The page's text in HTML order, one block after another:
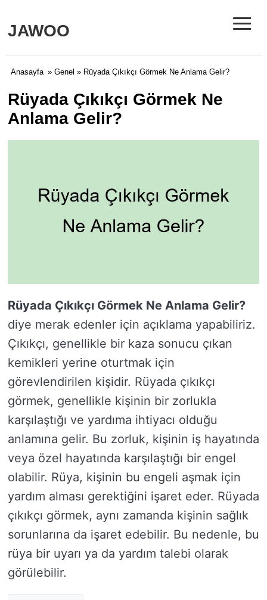
JAWOO ≡
Anasayfa » Genel » Rüyada Çıkıkçı Görmek Ne Anlama Gelir?
Rüyada Çıkıkçı Görmek Ne
Anlama Gelir?
Rüyada Çıkıkçı Görmek Ne Anlama Gelir?
diye merak edenler için açıklama yapabiliriz.
Çıkıkçı, genellikle bir kaza sonucu çıkan
kemikleri yerine oturtmak için
görevlendirilen kişidir. Rüyada çıkıkçı
görmek, genellikle kişinin bir zorlukla
karşılaştığı ve yardıma ihtiyacı olduğu
anlamına gelir. Bu zorluk, kişinin iş hayatında
veya özel hayatında karşılaştığı bir engel
olabilir. Rüya, kişinin bu engeli aşmak için
yardım alması gerektiğini işaret eder. Rüyada
çıkıkçı görmek, aynı zamanda kişinin sağlık
sorunlarına da işaret edebilir. Bu nedenle, bu
rüya bir uyarı ya da yardım talebi olarak
görülebilir.